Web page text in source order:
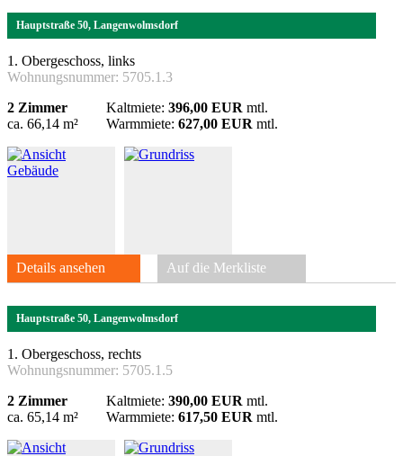
Hauptstraße 50, Langenwolmsdorf
1. Obergeschoss, links
Wohnungsnummer: 5705.1.3
2 Zimmer
ca. 66,14 m²
Kaltmiete: 396,00 EUR mtl.
Warmmiete: 627,00 EUR mtl.
Details ansehen Auf die Merkliste
Hauptstraße 50, Langenwolmsdorf
1. Obergeschoss, rechts
Wohnungsnummer: 5705.1.5
2 Zimmer
ca. 65,14 m²
Kaltmiete: 390,00 EUR mtl.
Warmmiete: 617,50 EUR mtl.